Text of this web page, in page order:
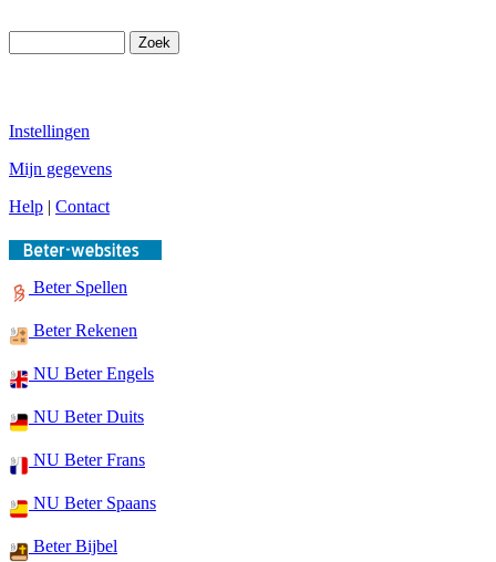
Instellingen
Mijn gegevens
Help | Contact
Beter Spellen
Beter Rekenen
NU Beter Engels
NU Beter Duits
NU Beter Frans
NU Beter Spaans
Beter Bijbel